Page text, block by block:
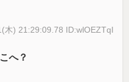
木) 21:29:09.78 ID:wlOEZTqI
へ？